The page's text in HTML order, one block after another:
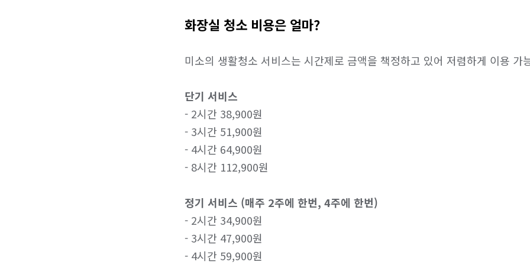
화장실 청소 비용은 얼마?
미소의 생활청소 서비스는 시간제로 금액을 책정하고 있어 저렴하게 이용 가
단기 서비스
​- 2시간 38,900원
- 3시간 51,900원
- 4시간 64,900원
- 8시간 112,900원
정기 서비스 (매주 2주에 한번, 4주에 한번)
​- 2시간 34,900원
- 3시간 47,900원
- 4시간 59,900원